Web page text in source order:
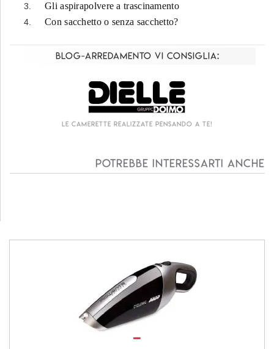
Gli aspirapolvere a trascinamento
Con sacchetto o senza sacchetto?
Blog-Arredamento vi consiglia:
Le camerette realizzate pensando a te!
Potrebbe interessarti anche